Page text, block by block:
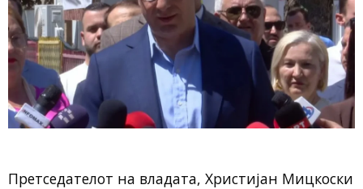
Претседателот на владата, Христијан Мицкоски